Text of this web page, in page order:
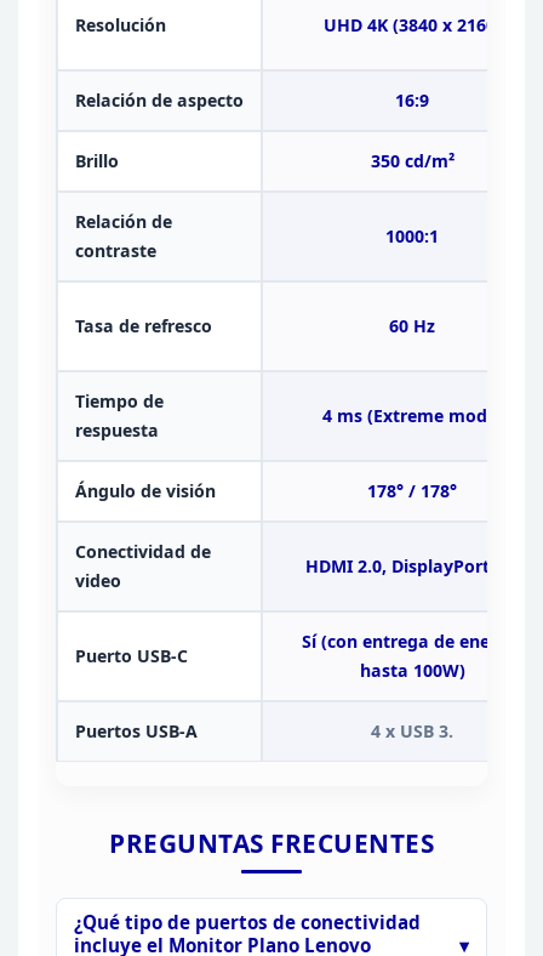
Resolución UHD 4K (3840 x 2160)
Relación de aspecto 16:9
Brillo 350cd/m²
Relación de
contraste
1000:1
Tasa de refresco 60 Hz
Tiempo de
respuesta
4ms (Extreme mode)
Ángulo de visión 178° / 178°
Conectividad de
video
HDMI 2.0, DisplayPort 1.4
Puerto USB-C
Sí (conentrega de energía
hasta 100W)
Puertos USB-A 4 x USB 3.
PREGUNTAS FRECUENTES
¿Qué tipo de puertos de conectividad
incluye el Monitor Plano Lenovo